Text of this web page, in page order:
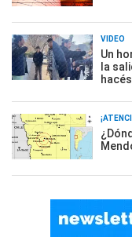
VIDEO
Un
la